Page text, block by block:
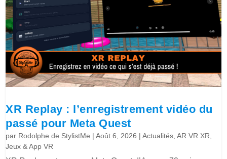
XR Replay : l’enregistrement vidéo du
passé pour Meta Quest
par Rodolphe de StylistMe |Août 6, 2026 |Actualités ,AR VR XR
Jeux & App VR